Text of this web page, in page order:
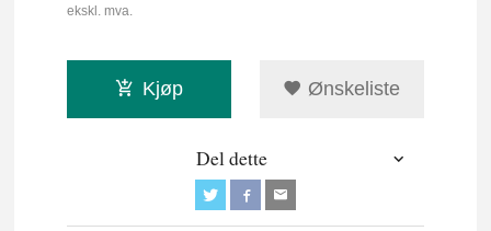
ekskl. mva.
Kjøp Ønskeliste
Del dette